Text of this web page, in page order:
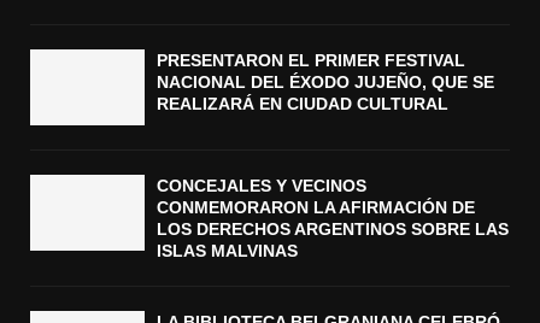
PRESENTARON EL PRIMER FESTIVAL
NACIONAL DEL ÉXODO JUJEÑO, QUE SE
REALIZARÁ EN CIUDAD CULTURAL
CONCEJALES Y VECINOS
CONMEMORARON LA AFIRMACIÓN DE
LOS DERECHOS ARGENTINOS SOBRE LAS
ISLAS MALVINAS